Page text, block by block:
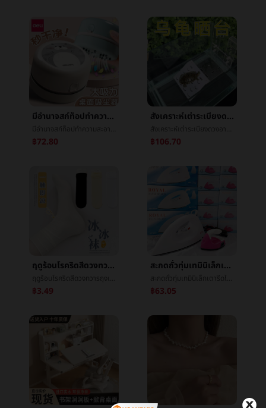
มีอำนาจสก์ท็อปทำความสะอาดหายใจยางลบเศษหายใจå°å¨นักเรียนใช้มินิเด็กใหญ่หายใจåการชาร์จไฟหายใจสีเทา
฿72.80
สังเคราะห์เต่าระเบียงดวงอาทิตย์ด้านหลังปีนไต้หวันแขวนผนังเบ็ดเต่าภาษีมูลค่าเพิ่มกล่องปีนลาดปีนหิ้งæ°´æกล่องเกาะลอยน้ำสูงระดับน้ำ
฿106.70
ฤดูร้อนโรคริดสีดวงทวารถุงเท้าหญิงไนลอนCozyระบายอากาศได้ดีน้ำแข็งถุงน่องวันแผนกลูกอมสีบางย่อหน้าในหลอดตะบันน้ำแข็งน้ำแข็งถุงเท้า
฿3.49
สะกดถั่วทุ่มเทมินิเล็กเตารีดไฟฟ้าสะกดสะกดถั่วแห้งเหล็กคู่มือร้อนเพชรทารกเสื้อผ้าdiyร้อนç»
฿63.05